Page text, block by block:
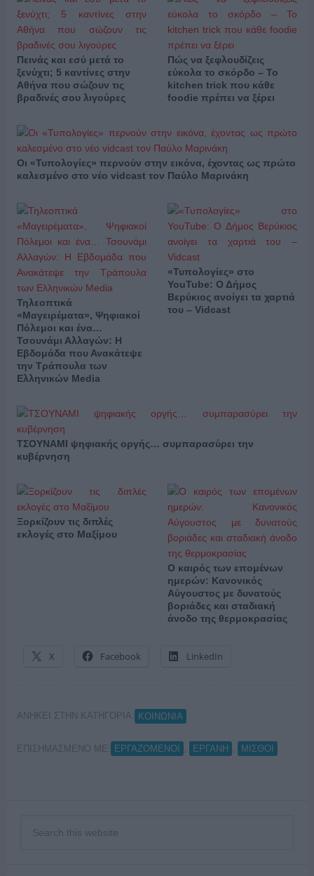
Πεινάς και εσύ μετά το
ξενύχτι; 5 καντίνες στην
Αθήνα που σώζουν τις
βραδινές σου λιγούρες
Πώς να ξεφλουδίζεις
εύκολα το σκόρδο – Το
kitchen trick που κάθε
foodie πρέπει να ξέρει
Οι «Τυπολογίες» περνούν στην εικόνα, έχοντας ως πρώτο
καλεσμένο στο νέο vidcast τον Παύλο Μαρινάκη
Τηλεοπτικά
«Μαγειρέματα», Ψηφιακοί
Πόλεμοι και ένα…
Τσουνάμι Αλλαγών: Η
Εβδομάδα που Ανακάτεψε
την Τράπουλα των
Ελληνικών Media
«Τυπολογίες» στο
YouTube: Ο Δήμος
Βερύκιος ανοίγει τα χαρτιά
του – Vidcast
ΤΣΟΥΝΑΜΙ ψηφιακής οργής… συμπαρασύρει την
κυβέρνηση
Ξορκίζουν τις διπλές
εκλογές στο Μαξίμου
Ο καιρός των επομένων
ημερών: Κανονικός
Αύγουστος με δυνατούς
βοριάδες και σταδιακή
άνοδο της θερμοκρασίας
X Facebook LinkedIn
ΑΝΗΚΕΙ ΣΤΗΝ ΚΑΤΗΓΟΡΙΑ: ΚΟΙΝΩΝΙΑ
ΕΠΙΣΗΜΑΣΜΕΝΟ ΜΕ: ΕΡΓΑΖΟΜΕΝΟΙ ΕΡΓΑΝΗ ΜΙΣΘΟΙ